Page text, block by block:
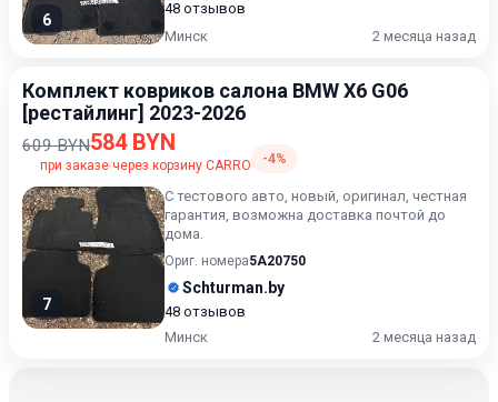
6
48 отзывов
Минск
2 месяца назад
Комплект ковриков салона BMW X6 G06
[рестайлинг] 2023-2026
609 BYN584 BYN
при заказе через корзину CARRO -4%
7
С тестового авто, новый, оригинал, честная
гарантия, возможна доставка почтой до
дома.
Ориг. номера5A20750
Schturman.by
48 отзывов
Минск
2 месяца назад